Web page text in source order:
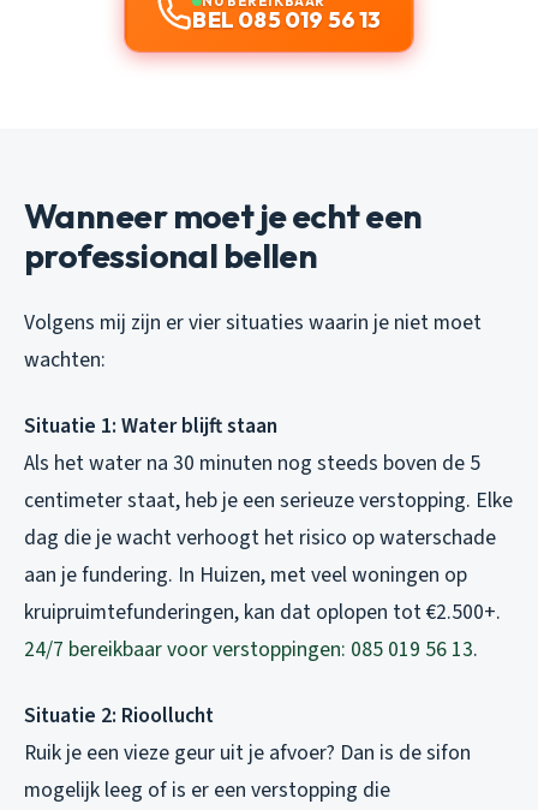
BEL 085 019 56 13
Wanneer moet je echt een
professional bellen
Volgens mij zijn er vier situaties waarin je niet moet
wachten:
Situatie 1: Water blijft staan
Als het water na 30 minuten nog steeds boven de 5
centimeter staat, heb je een serieuze verstopping. Elke
dag die je wacht verhoogt het risico op waterschade
aan je fundering. In Huizen, met veel woningen op
kruipruimtefunderingen, kan dat oplopen tot €2.500+.
24/7 bereikbaar voor verstoppingen: 085 019 56 13.
Situatie 2: Rioollucht
Ruik je een vieze geur uit je afvoer? Dan is de sifon
mogelijk leeg of is er een verstopping die